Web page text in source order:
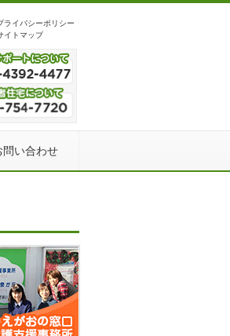
ライバシーポリシー
イトマップ
問い合わせ